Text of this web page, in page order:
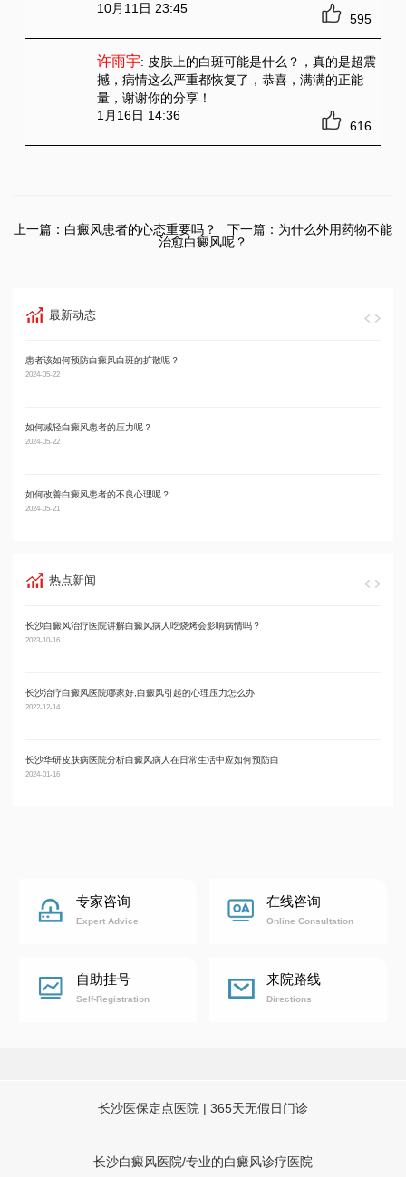
10月11日 23:45
595
许雨宇: 皮肤上的白斑可能是什么？ ，真的是超震
撼，病情这么严重都恢复了，恭喜，满满的正能
量，谢谢你的分享！
1月16日 14:36
616
上一篇： 白癜风患者的心态重要吗？ 下一篇： 为什么外用药物不能
治愈白癜风呢？
最新动态
患者该如何预防白癜风白斑的扩散呢？
2024-05-22
如何减轻白癜风患者的压力呢？
2024-05-22
如何改善白癜风患者的不良心理呢？
2024-05-21
热点新闻
长沙白癜风治疗医院讲解白癜风病人吃烧烤会影响病情吗？
2023-10-16
长沙治疗白癜风医院哪家好,白癜风引起的心理压力怎么办
2022-12-14
长沙华研皮肤病医院分析白癜风病人在日常生活中应如何预防白
2024-01-16
专家咨询
Expert Advice
在线咨询
Online Consultation
自助挂号
Self-Registration
来院路线
Directions
长沙医保定点医院 | 365天无假日门诊
长沙白癜风医院/专业的白癜风诊疗医院